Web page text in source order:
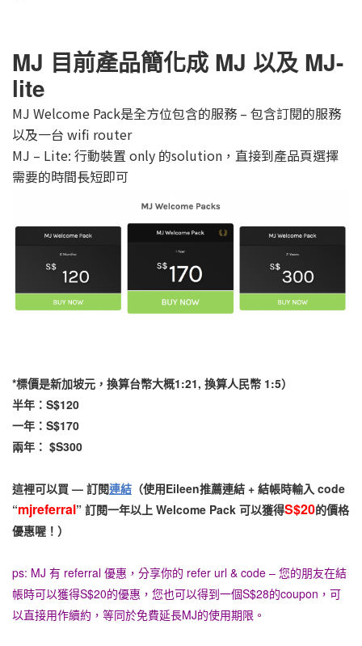
MJ 目前產品簡化成 MJ 以及 MJ-
lite
MJ Welcome Pack是全方位包含的服務 – 包含訂閱的服務
以及一台 wifi router
MJ – Lite: 行動裝置 only 的solution，直接到產品頁選擇
需要的時間長短即可
*標價是新加坡元，換算台幣大概1:21, 換算人民幣 1:5）
半年：S$120
一年：S$170
兩年： $S300
這裡可以買 — 訂閱連結 （使用Eileen推薦連結 + 結帳時輸入 code
“mjreferral” 訂閱一年以上 Welcome Pack 可以獲得S$20的價格
優惠喔！）
ps: MJ 有 referral 優惠，分享你的 refer url & code – 您的朋友在結
帳時可以獲得S$20的優惠，您也可以得到一個S$28的coupon，可
以直接用作續約，等同於免費延長MJ的使用期限。